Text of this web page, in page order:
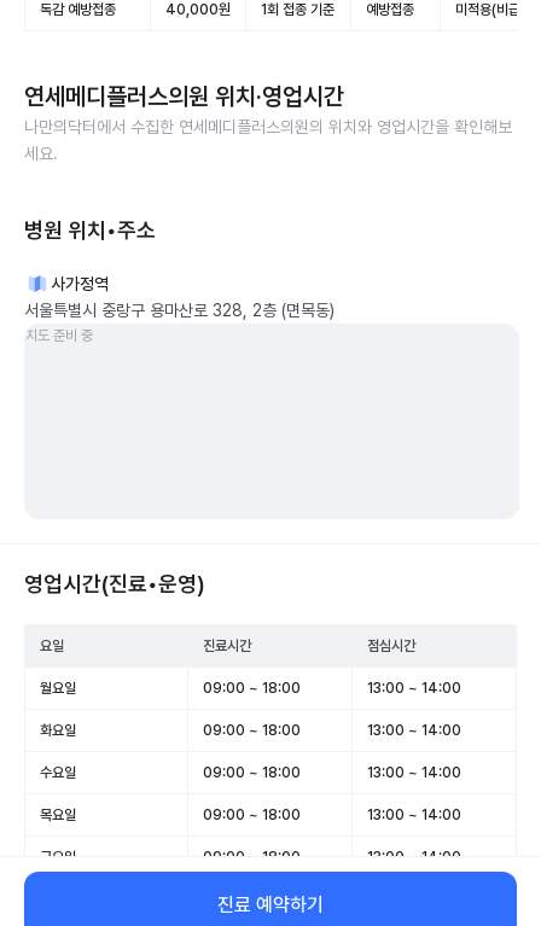
독감 예방접종 40,000원 1회 접종 기준 예방접종 미적용(비급여)
연세메디플러스의원 위치·영업시간
나만의닥터에서 수집한 연세메디플러스의원의 위치와 영업시간을 확인해보
세요.
병원 위치•주소
사가정역
서울특별시 중랑구 용마산로 328, 2층 (면목동)
지도 준비 중
영업시간(진료•운영)
요일 진료시간 점심시간
월요일 09:00 ~ 18:00 13:00 ~ 14:00
화요일 09:00 ~ 18:00 13:00 ~ 14:00
수요일 09:00 ~ 18:00 13:00 ~ 14:00
목요일 09:00 ~ 18:00 13:00 ~ 14:00
금요일 09:00 ~ 18:00 13:00 ~ 14:00
09:00 ~ 13:30
진료 예약하기